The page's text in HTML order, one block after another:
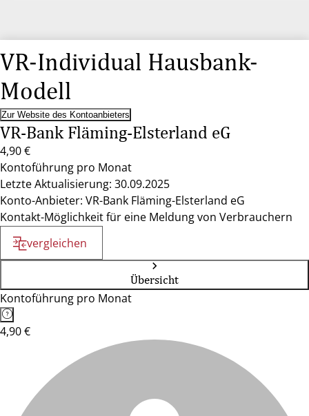
VR-Individual Hausbank-
Modell
Zur Website des Kontoanbieters
VR-Bank Fläming-Elsterland eG
4,90 €
Kontoführung pro Monat
Letzte Aktualisierung: 30.09.2025
Konto-Anbieter: VR-Bank Fläming-Elsterland eG
Kontakt-Möglichkeit für eine Meldung von Verbrauchern
vergleichen
Übersicht
Kontoführung pro Monat
4,90 €